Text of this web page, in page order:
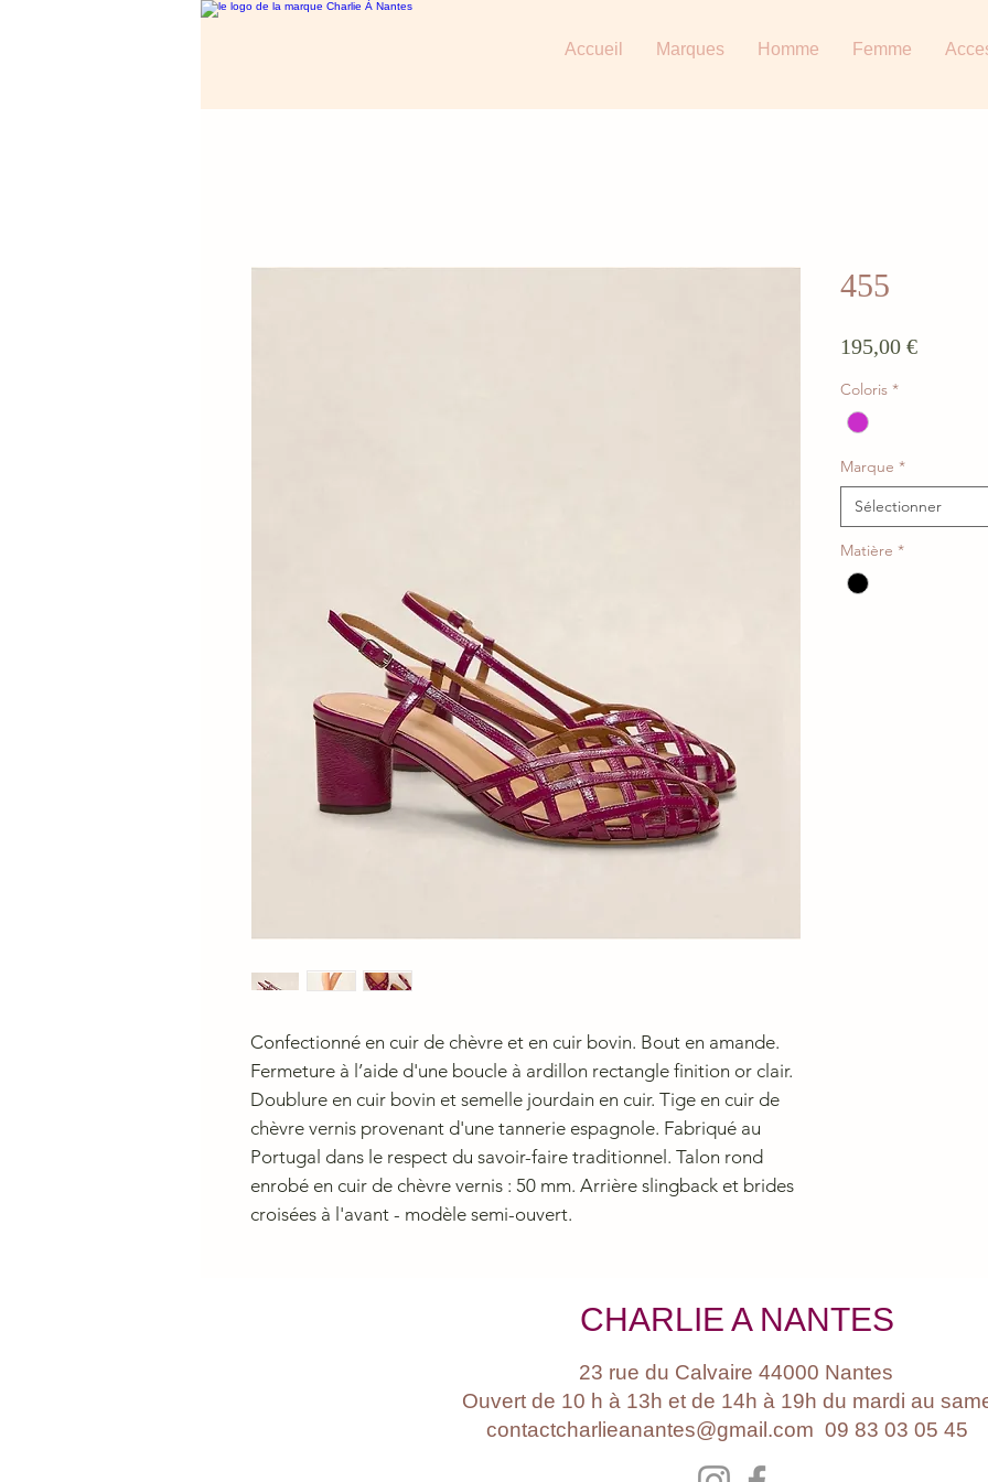
Accueil Marques Homme Femme
Confectionné en cuir de chèvre et en cuir bovin. Bout en amande.
Fermeture à l’aide d'une boucle à ardillon rectangle finition or clair.
Doublure en cuir bovin et semelle jourdain en cuir. Tige en cuir de
chèvre vernis provenant d'une tannerie espagnole. Fabriqué au
Portugal dans le respect du savoir-faire traditionnel. Talon rond
enrobé en cuir de chèvre vernis : 50 mm. Arrière slingback et brides
croisées à l'avant - modèle semi-ouvert.
455
195,00 €Prix
Coloris *
Marque *
Sélectionner
Matière *
CHARLIE A NANTES
23 rue du Calvaire 44000 Nantes
Ouvert de 10 h à 13h et de 14h à 19h du mardi au
contactcharlieanantes@gmail.com 09 83 03 05 45